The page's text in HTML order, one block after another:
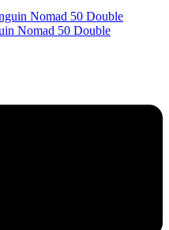
Nomad 50 Double